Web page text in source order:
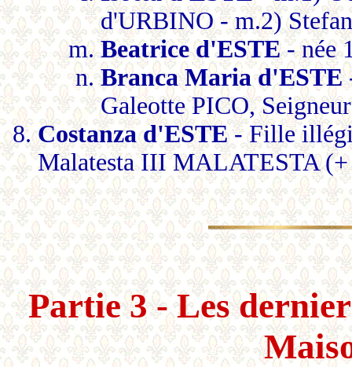
d'URBINO - m.2)
Beatrice d'ESTE- née
Branca Maria d'ESTE
Galeotte PICO,
Costanza d'ESTE- Fille
Malatesta III MALATESTA (+
Partie 3 - Les